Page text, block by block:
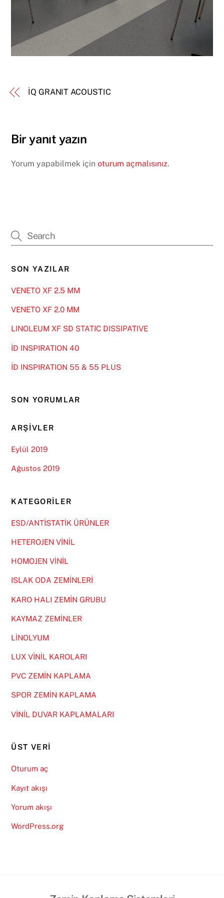
İQ GRANIT ACOUSTIC
Bir yanıt yazın
Yorum yapabilmek içinoturum açmalısınız.
SON YAZILAR
VENETO XF 2.5 MM
VENETO XF 2.0 MM
LINOLEUM XF SD STATIC DISSIPATIVE
İD INSPIRATION 40
İD INSPIRATION 55 & 55 PLUS
SON YORUMLAR
ARŞIVLER
Eylül 2019
Ağustos 2019
KATEGORILER
ESD/ANTİSTATİK ÜRÜNLER
HETEROJEN VİNİL
HOMOJEN VİNİL
ISLAK ODA ZEMİNLERİ
KARO HALI ZEMİN GRUBU
KAYMAZ ZEMİNLER
LİNOLYUM
LUX VİNİL KAROLARI
PVC ZEMİN KAPLAMA
SPOR ZEMİN KAPLAMA
VİNİL DUVAR KAPLAMALARI
ÜST VERI
Oturum aç
Kayıt akışı
Yorum akışı
WordPress.org